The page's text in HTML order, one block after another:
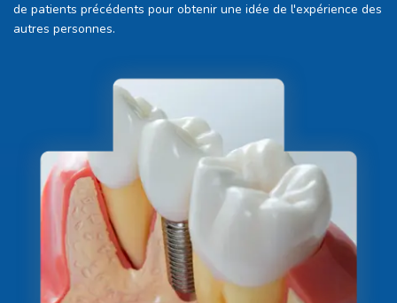
de patients précédents pour obtenir une idée de l'expérience des
autres personnes.